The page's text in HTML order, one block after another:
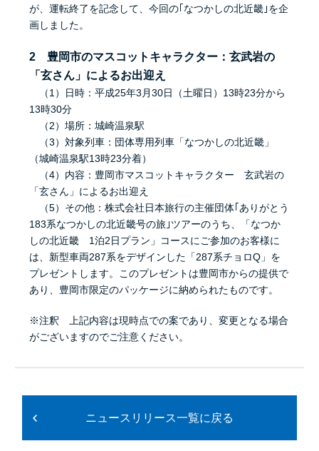
が、運転終了を記念して、今回の｢なつかしの北近畿｣を企
画しました。
2 豊岡市のマスコットキャラクター：玄武岩の
「玄さん」によるお出迎え
（1）日時：平成25年3月30日（土曜日）13時23分から
13時30分
（2）場所：城崎温泉駅
（3）対象列車：団体専用列車「なつかしの北近畿」
（城崎温泉駅13時23分着）
（4）内容：豊岡市マスコットキャラクター 玄武岩の
「玄さん」によるお出迎え
（5）その他：株式会社日本旅行の主催団体｢ありがとう
183系なつかしの北近畿号の旅｣ツアーのうち、「なつか
しの北近畿 1泊2日プラン」コースにご参加のお客様に
は、新型車両287系をデザインした「287系チョロQ」を
プレゼントします。このプレゼントは豊岡市からの提供で
あり、豊岡市限定のパッケージに納められたものです。
※注釈 上記内容は現時点での案であり、変更となる場合
がございますのでご注意ください。
ニュースリリース一覧に戻る